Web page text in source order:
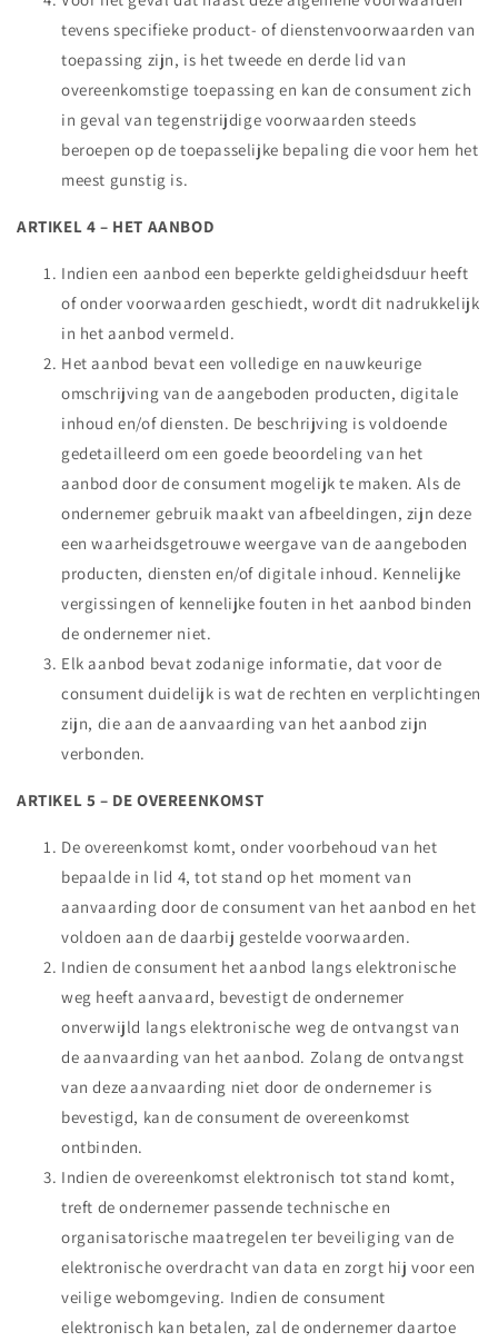
tevens specifieke product- of dienstenvoorwaarden van
toepassing zijn, is het tweede en derde lid van
overeenkomstige toepassing en kan de consument zich
in geval van tegenstrijdige voorwaarden steeds
beroepen op de toepasselijke bepaling die voor hem het
meest gunstig is.
ARTIKEL 4 – HET AANBOD
Indien een aanbod een beperkte geldigheidsduur heeft
of onder voorwaarden geschiedt, wordt dit nadrukkelijk
in het aanbod vermeld.
Het aanbod bevat een volledige en nauwkeurige
omschrijving van de aangeboden producten, digitale
inhoud en/of diensten. De beschrijving is voldoende
gedetailleerd om een goede beoordeling van het
aanbod door de consument mogelijk te maken. Als de
ondernemer gebruik maakt van afbeeldingen, zijn deze
een waarheidsgetrouwe weergave van de aangeboden
producten, diensten en/of digitale inhoud. Kennelijke
vergissingen of kennelijke fouten in het aanbod binden
de ondernemer niet.
Elk aanbod bevat zodanige informatie, dat voor de
consument duidelijk is wat de rechten en verplichtingen
zijn, die aan de aanvaarding van het aanbod zijn
verbonden.
ARTIKEL 5 – DE OVEREENKOMST
De overeenkomst komt, onder voorbehoud van het
bepaalde in lid 4, tot stand op het moment van
aanvaarding door de consument van het aanbod en het
voldoen aan de daarbij gestelde voorwaarden.
Indien de consument het aanbod langs elektronische
weg heeft aanvaard, bevestigt de ondernemer
onverwijld langs elektronische weg de ontvangst van
de aanvaarding van het aanbod. Zolang de ontvangst
van deze aanvaarding niet door de ondernemer is
bevestigd, kan de consument de overeenkomst
ontbinden.
Indien de overeenkomst elektronisch tot stand komt,
treft de ondernemer passende technische en
organisatorische maatregelen ter beveiliging van de
elektronische overdracht van data en zorgt hij voor een
veilige webomgeving. Indien de consument
elektronisch kan betalen, zal de ondernemer daartoe